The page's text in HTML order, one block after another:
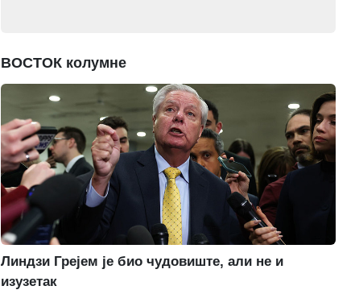
ВОСТОК колумне
Линдзи Грејем је био чудовиште, али не и
изузетак